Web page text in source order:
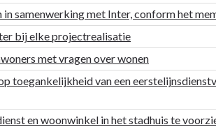
samenwerking met Inter, conform het
bij elke projectrealisatie
met vragen over wonen
toegankelijkheid van een
en woonwinkel in het stadhuis te